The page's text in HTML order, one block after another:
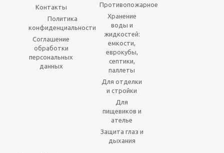
Контакты
Политика
конфиденциальности
Соглашение
обработки
персональных
данных
Противопожарное
Хранение
воды и
жидкостей:
емкости,
еврокубы,
септики,
паллеты
Для отделки
и стройки
Для
пищевиков и
ателье
Защита глаз и
дыхания